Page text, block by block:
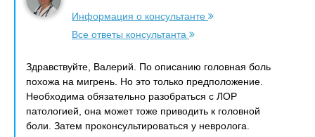
Информация о консультанте
Все ответы консультанта
Здравствуйте, Валерий. По описанию головная боль
похожа на мигрень. Но это только предположение.
Необходима обязательно разобраться с ЛОР
патологией, она может тоже приводить к головной
боли. Затем проконсультироваться у невролога.